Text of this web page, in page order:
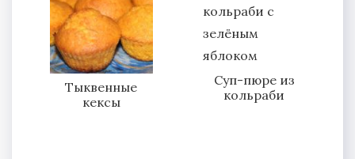
Тыквенные
кексы
Суп-пюре из
кольраби